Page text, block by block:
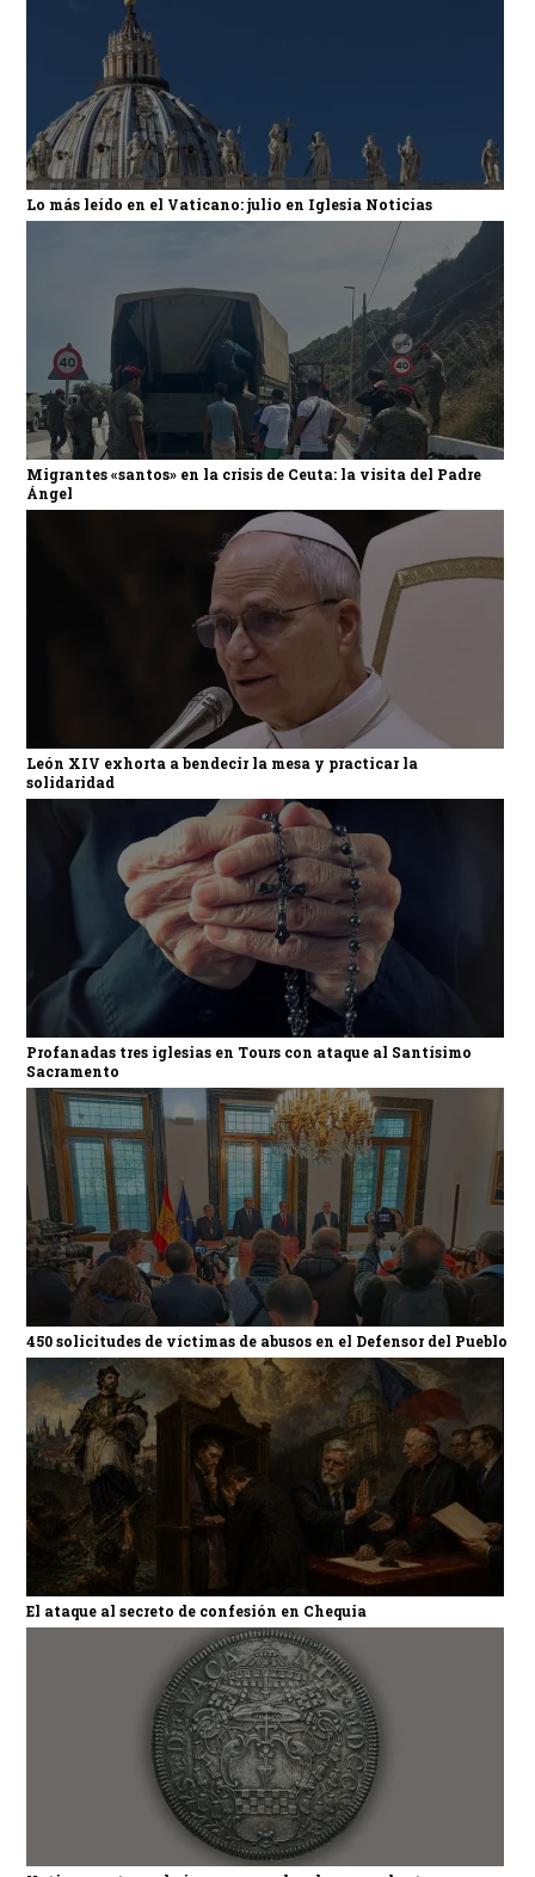
Lo más leído en el Vaticano: julio en Iglesia Noticias
Migrantes «santos» en la crisis de Ceuta: la visita del Padre
Ángel
León XIV exhorta a bendecir la mesa y practicar la
solidaridad
Profanadas tres iglesias en Tours con ataque al Santísimo
Sacramento
450 solicitudes de víctimas de abusos en el Defensor del Pueblo
El ataque al secreto de confesión en Chequia